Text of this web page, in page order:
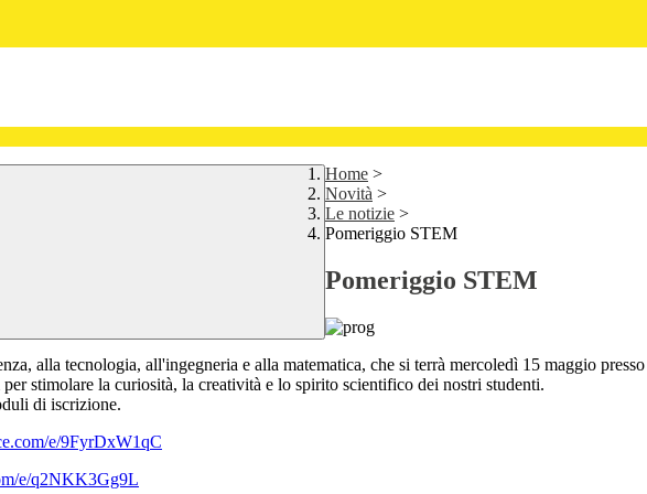
Home >
Novità >
Le notizie >
Pomeriggio STEM
Pomeriggio STEM
alla tecnologia, all'ingegneria e alla matematica, che si terrà mercoledì 15 maggio
stimolare la curiosità, la creatività e lo spirito scientifico dei nostri studenti.
di iscrizione.
e/9FyrDxW1qC
e/q2NKK3Gg9L